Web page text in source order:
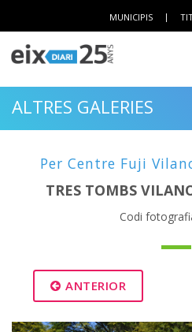
MUNICIPIS |
ALTRES GALERIES
Per Centre Fuji
TRES TOMBS
Codi
ANTERIOR